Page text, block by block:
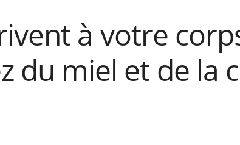
à votre
du miel et de la